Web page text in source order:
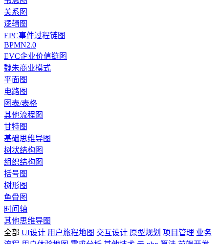
关系图
逻辑图
EPC事件过程链图
BPMN2.0
EVC企业价值链图
魏朱商业模式
平面图
电路图
图表/表格
其他流程图
甘特图
基础思维导图
树状结构图
组织结构图
括号图
树形图
鱼骨图
时间轴
其他思维导图
全部 UI设计 用户旅程地图 交互设计 原型规划 项目管理 业务